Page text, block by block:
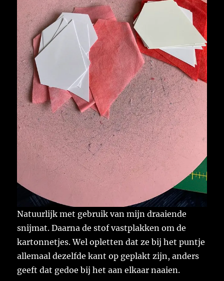
Natuurlijk met gebruik van mijn draaiende
snijmat. Daarna de stof vastplakken om de
kartonnetjes. Wel opletten dat ze bij het puntje
allemaal dezelfde kant op geplakt zijn, anders
geeft dat gedoe bij het aan elkaar naaien.